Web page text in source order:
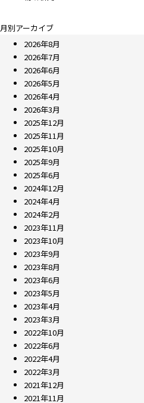
月別アーカイブ
2026年8月
2026年7月
2026年6月
2026年5月
2026年4月
2026年3月
2025年12月
2025年11月
2025年10月
2025年9月
2025年6月
2024年12月
2024年4月
2024年2月
2023年11月
2023年10月
2023年9月
2023年8月
2023年6月
2023年5月
2023年4月
2023年3月
2022年10月
2022年6月
2022年4月
2022年3月
2021年12月
2021年11月